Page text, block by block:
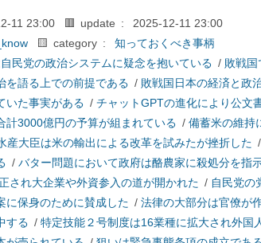
11 23:00 🟥 update :
2025-12-11 23:00
🟨 category :
知っておくべき事柄
民党の政治システムに疑念を抱いている / 敗戦国
を語る上での前提である / 敗戦国日本の経済と政
いた事実がある / チャットGPTの進化により公文
計3000億円の予算が組まれている / 備蓄米の維持
産大臣は米の輸出による改革を試みたが挫折した /
/ バター問題において政府は酪農家に殺処分を指
され大企業や外資参入の道が開かれた / 自民党の
に保身のために賛成した / 法律の大部分は官僚が
する / 特定技能２号制度は16業種に拡大され外国